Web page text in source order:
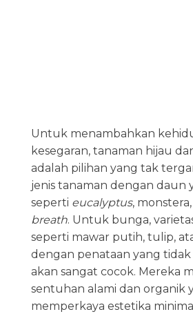
Untuk menambahkan
kesegaran, tanaman hijau
adalah pilihan yang tak
jenis tanaman dengan daun
seperti eucalyptus,
breath. Untuk bunga,
seperti mawar putih, tulip,
dengan penataan yang
akan sangat cocok. Mereka
sentuhan alami dan organik
memperkaya estetika